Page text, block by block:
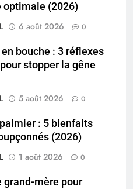
optimale (2026)
6 août 2026 0
bouche : 3 réflexes
stopper la gêne
5 août 2026 0
: 5 bienfaits
(2026)
1 août 2026 0
grand-mère pour